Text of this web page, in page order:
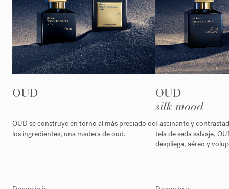
OUD
OUD se construye en torno al más preciado de
los ingredientes, una madera de oud.
OUD
silk mood
Fascinante y
tela de seda salvaje,
despliega, aéreo y